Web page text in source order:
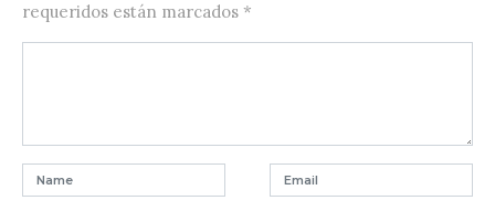
requeridos están marcados *